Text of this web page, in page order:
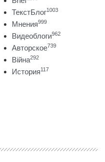
ТекстБлог1003
Мнения999
Видеоблоги962
Авторское739
Війна292
История117